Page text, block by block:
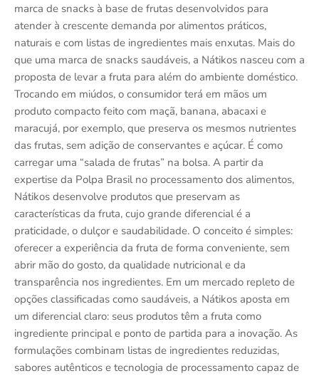
marca de snacks à base de frutas desenvolvidos para
atender à crescente demanda por alimentos práticos,
naturais e com listas de ingredientes mais enxutas. Mais do
que uma marca de snacks saudáveis, a Nátikos nasceu com a
proposta de levar a fruta para além do ambiente doméstico.
Trocando em miúdos, o consumidor terá em mãos um
produto compacto feito com maçã, banana, abacaxi e
maracujá, por exemplo, que preserva os mesmos nutrientes
das frutas, sem adição de conservantes e açúcar. É como
carregar uma “salada de frutas” na bolsa. A partir da
expertise da Polpa Brasil no processamento dos alimentos,
Nátikos desenvolve produtos que preservam as
características da fruta, cujo grande diferencial é a
praticidade, o dulçor e saudabilidade. O conceito é simples:
oferecer a experiência da fruta de forma conveniente, sem
abrir mão do gosto, da qualidade nutricional e da
transparência nos ingredientes. Em um mercado repleto de
opções classificadas como saudáveis, a Nátikos aposta em
um diferencial claro: seus produtos têm a fruta como
ingrediente principal e ponto de partida para a inovação. As
formulações combinam listas de ingredientes reduzidas,
sabores autênticos e tecnologia de processamento capaz de